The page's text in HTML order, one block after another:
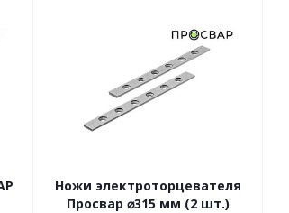
Ножи электроторцевателя
Просвар ⌀315 мм (2 шт.)